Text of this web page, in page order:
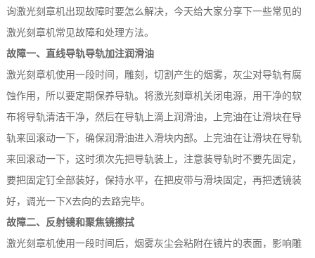
询激光刻章机出现故障时要怎么解决，今天给大家分享下一些常见的
激光刻章机常见故障和处理方法。
故障一、直线导轨导轨加注润滑油
激光刻章机使用一段时间，雕刻，切割产生的烟雾，灰尘对导轨有腐
蚀作用，所以要定期保养导轨。将激光刻章机关闭电源，用干净的软
布将导轨清洁干净，然后在导轨上滴上润滑油，上完油在让滑块在导
轨来回滚动一下，确保润滑油进入滑块内部。上完油在让滑块在导轨
来回滚动一下，这时须次先把导轨装上，注意装导轨时不要先固定，
要把固定钉全部装好，保持水平，在把皮带与滑块固定，再把透镜装
好，调光一下X去向的去路完毕。
故障二、反射镜和聚焦镜擦拭
激光刻章机使用一段时间后，烟雾灰尘会粘附在镜片的表面，影响雕